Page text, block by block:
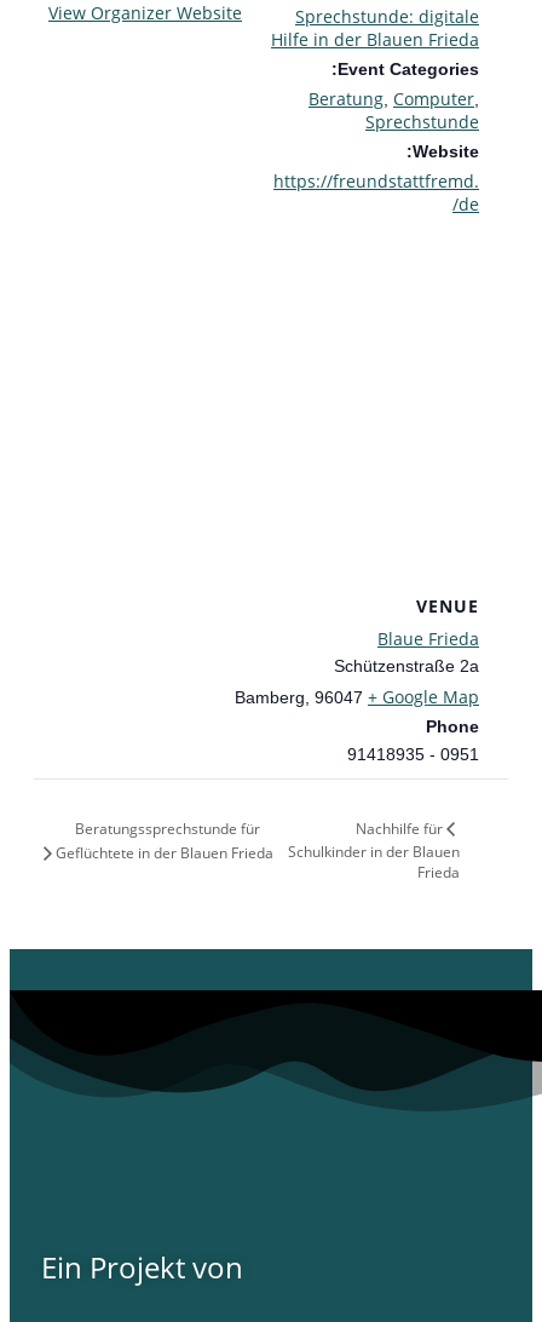
Sprechstunde: digitale
Hilfe in der Blauen Frieda
Event Categories:
Beratung Computer
Sprechstunde
Website:
https://freundstattfremd.
de/
View Organizer Website
VENUE
Blaue Frieda
Schützenstraße 2a
Bamberg 96047 + Google Map
Phone
0951 - 91418935
Nachhilfe für
Schulkinder in der Blauen
Frieda
Beratungssprechstunde für
Geflüchtete in der Blauen Frieda
Ein Projekt von